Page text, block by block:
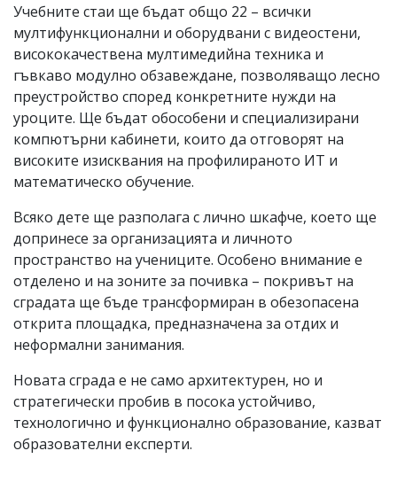
Учебните стаи ще бъдат общо 22 – всички
мултифункционални и оборудвани с видеостени,
висококачествена мултимедийна техника и
гъвкаво модулно обзавеждане, позволяващо лесно
преустройство според конкретните нужди на
уроците. Ще бъдат обособени и специализирани
компютърни кабинети, които да отговорят на
високите изисквания на профилираното ИТ и
математическо обучение.
Всяко дете ще разполага с лично шкафче, което ще
допринесе за организацията и личното
пространство на учениците. Особено внимание е
отделено и на зоните за почивка – покривът на
сградата ще бъде трансформиран в обезопасена
открита площадка, предназначена за отдих и
неформални занимания.
Новата сграда е не само архитектурен, но и
стратегически пробив в посока устойчиво,
технологично и функционално образование, казват
образователни експерти.